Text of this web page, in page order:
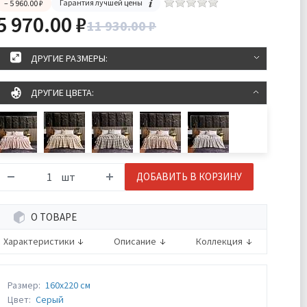
– 5 960.00 ₽ Гарантия лучшей цены
970.00 ₽11 930.00 ₽
ДРУГИЕ РАЗМЕРЫ:
ДРУГИЕ ЦВЕТА:
шт ДОБАВИТЬ В КОРЗИНУ
О ТОВАРЕ
Характеристики Описание Коллекция
Размер: 160х220 см
Цвет: Серый